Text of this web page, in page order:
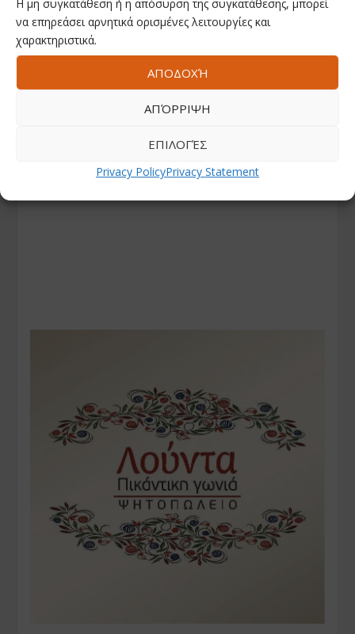
Η μη συγκατάθεση ή η απόσυρση της συγκατάθεσης, μπορεί
να επηρεάσει αρνητικά ορισμένες λειτουργίες και
χαρακτηριστικά.
ΑΠΟΔΟΧΉ
ΑΠΌΡΡΙΨΗ
ΕΠΙΛΟΓΈΣ
Privacy PolicyPrivacy Statement